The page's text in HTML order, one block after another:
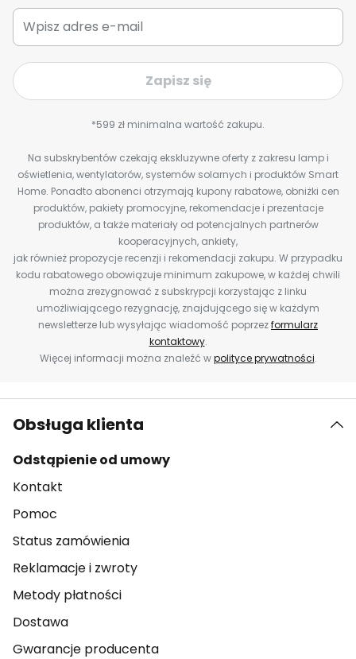
Zapisz się
*599 zł minimalna wartość zakupu.
Na subskrybentów czekają ekskluzywne oferty z zakresu lamp i
oświetlenia, wentylatorów, systemów solarnych i produktów Smart
Home. Ponadto abonenci otrzymają kupony rabatowe, obniżki cen
produktów, pakiety promocyjne, rekomendacje i prezentacje
produktów, a także materiały od potencjalnych partnerów
kooperacyjnych, ankiety,
jak również propozycje recenzji i rekomendacji zakupu. W przypadku
kodu rabatowego obowiązuje minimum zakupowe, w każdej chwili
można zrezygnować z subskrypcji korzystając z linku
umożliwiającego rezygnację, znajdującego się w każdym
newsletterze lub wysyłając wiadomość poprzezformularz
kontaktowy.
Więcej informacji można znaleźć wpolityce prywatności.
Obsługa klienta
Odstąpienie od umowy
Kontakt
Pomoc
Status zamówienia
Reklamacje i zwroty
Metody płatności
Dostawa
Gwarancje producenta